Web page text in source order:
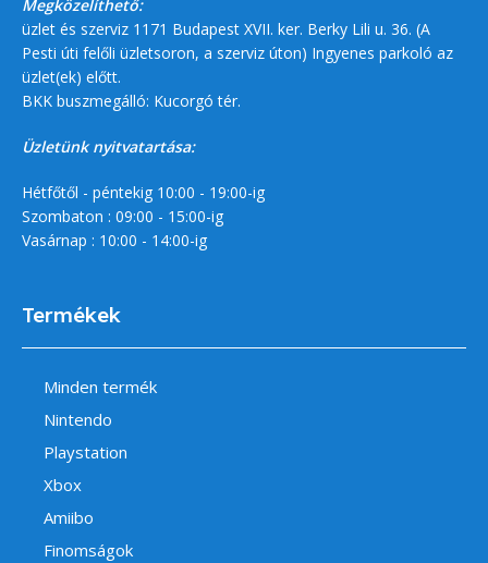
Megközelíthető:
üzlet és szerviz 1171 Budapest XVII. ker. Berky Lili u. 36. (A
Pesti úti felőli üzletsoron, a szerviz úton) Ingyenes parkoló az
üzlet(ek) előtt.
BKK buszmegálló: Kucorgó tér.
Üzletünk nyitvatartása:
Hétfőtől - péntekig 10:00 - 19:00-ig
Szombaton : 09:00 - 15:00-ig
Vasárnap : 10:00 - 14:00-ig
Termékek
Minden termék
Nintendo
Playstation
Xbox
Amiibo
Finomságok